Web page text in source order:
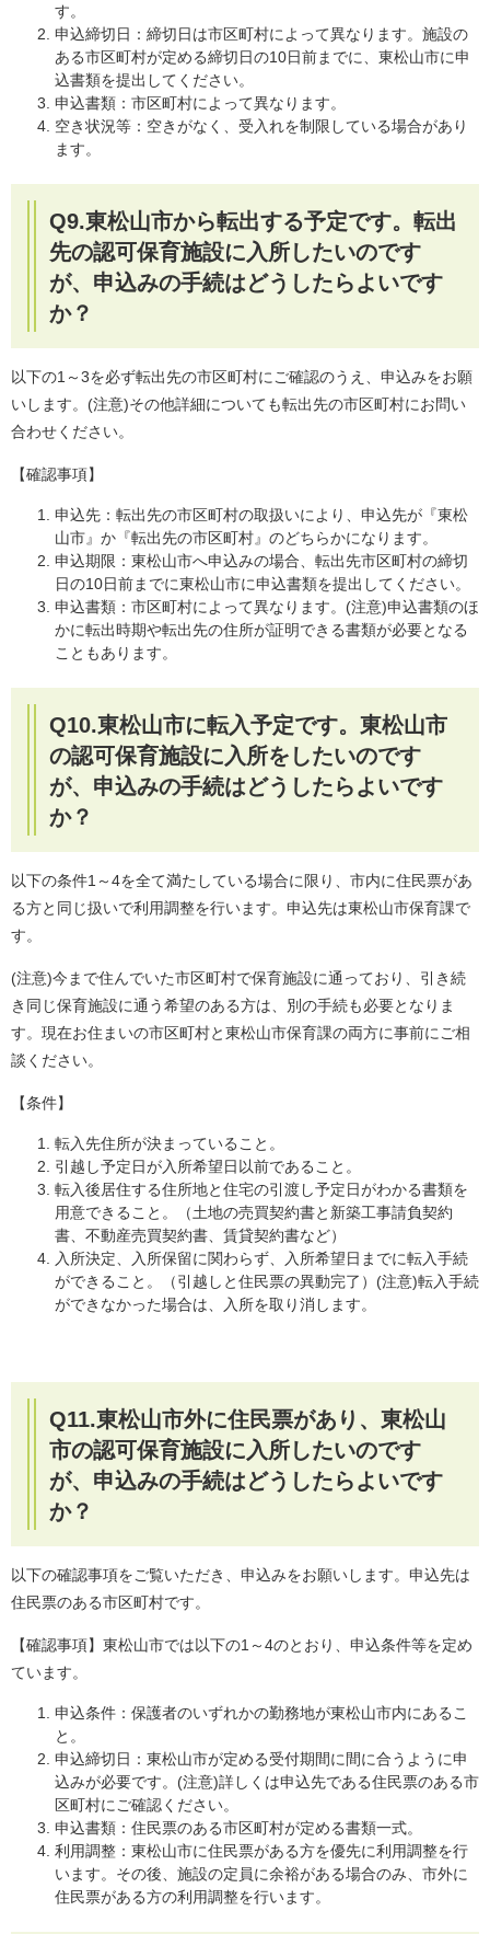
す。
申込締切日：締切日は市区町村によって異なります。施設の
ある市区町村が定める締切日の10日前までに、東松山市に申
込書類を提出してください。
申込書類：市区町村によって異なります。
空き状況等：空きがなく、受入れを制限している場合があり
ます。
Q9.東松山市から転出する予定です。転出
先の認可保育施設に入所したいのです
が、申込みの手続はどうしたらよいです
か？
以下の1～3を必ず転出先の市区町村にご確認のうえ、申込みをお願
いします。(注意)その他詳細についても転出先の市区町村にお問い
合わせください。
【確認事項】
申込先：転出先の市区町村の取扱いにより、申込先が『東松
山市』か『転出先の市区町村』のどちらかになります。
申込期限：東松山市へ申込みの場合、転出先市区町村の締切
日の10日前までに東松山市に申込書類を提出してください。
申込書類：市区町村によって異なります。(注意)申込書類のほ
かに転出時期や転出先の住所が証明できる書類が必要となる
こともあります。
Q10.東松山市に転入予定です。東松山市
の認可保育施設に入所をしたいのです
が、申込みの手続はどうしたらよいです
か？
以下の条件1～4を全て満たしている場合に限り、市内に住民票があ
る方と同じ扱いで利用調整を行います。申込先は東松山市保育課で
す。
(注意)今まで住んでいた市区町村で保育施設に通っており、引き続
き同じ保育施設に通う希望のある方は、別の手続も必要となりま
す。現在お住まいの市区町村と東松山市保育課の両方に事前にご相
談ください。
【条件】
転入先住所が決まっていること。
引越し予定日が入所希望日以前であること。
転入後居住する住所地と住宅の引渡し予定日がわかる書類を
用意できること。（土地の売買契約書と新築工事請負契約
書、不動産売買契約書、賃貸契約書など）
入所決定、入所保留に関わらず、入所希望日までに転入手続
ができること。（引越しと住民票の異動完了）(注意)転入手続
ができなかった場合は、入所を取り消します。
Q​11.東松山市外に住民票があり、 東松山
市の認可保育施設に入所したいのです
が、​申込みの手続はどうしたらよいです
か？​
以下の確認事項をご覧いただき、申込みをお願いします。申込先は
住民票のある市区町村です。
【確認事項】東松山市では以下の1～4のとおり、申込条件等を定め
ています。
申込条件：保護者のいずれかの勤務地が東松山市内にあるこ
と。
申込締切日：東松山市が定める受付期間に間に合うように申
込みが必要です。(注意)詳しくは申込先である住民票のある市
区町村にご確認ください。
申込書類：住民票のある市区町村が定める書類一式。
利用調整：東松山市に住民票がある方を優先に利用調整を行
います。その後、施設の定員に余裕がある場合のみ、市外に
住民票がある方の利用調整を行います。